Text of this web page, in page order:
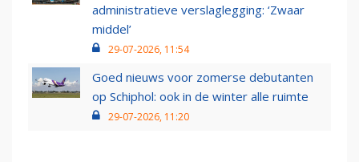
administratieve verslaglegging: ‘Zwaar
middel’
29-07-2026, 11:54
Goed nieuws voor zomerse debutanten
op Schiphol: ook in de winter alle ruimte
29-07-2026, 11:20